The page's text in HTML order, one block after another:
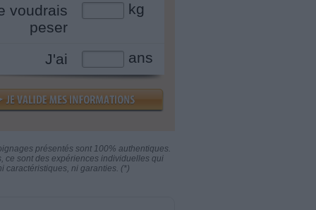
voudrais
peser
kg
J'ai ans
présentés sont 100% authentiques.
ce sont des expériences individuelles qui
caractéristiques, ni garanties. (*)